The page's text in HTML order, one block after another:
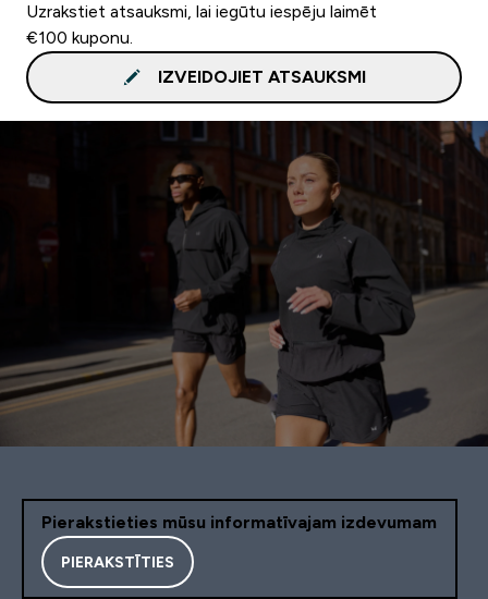
Uzrakstiet atsauksmi, lai iegūtu iespēju laimēt
€100 kuponu.
IZVEIDOJIET ATSAUKSMI
Pierakstieties mūsu informatīvajam izdevumam
PIERAKSTĪTIES